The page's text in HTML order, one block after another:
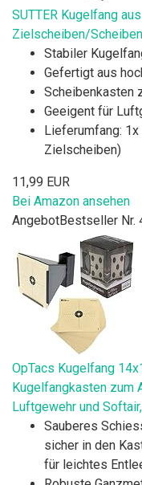
SUTTER Kugelfang
Zielscheiben/
Stabiler
Gefertigt aus
Scheibenkasten
Geeigent für
Lieferumfang:
Zielscheiben)
11,99 EUR
Bei Amazon ansehen
AngebotBestseller Nr.
OpTacs Kugelfang
Kugelfangkasten zum
Luftgewehr und
Sauberes
sicher in den
für leichtes